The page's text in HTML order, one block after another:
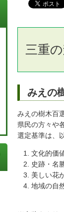
三重
みえの
みえの樹木百
県民の方々や
選定基準は、
文化的価
史跡・名
美しい花
地域の自